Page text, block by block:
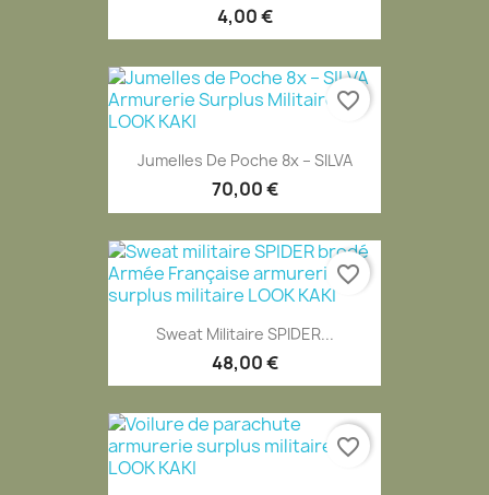
4,00 €
Jumelles De Poche 8x – SILVA
70,00 €
favorite_border
Sweat Militaire SPIDER...
48,00 €
favorite_border
favorite_border